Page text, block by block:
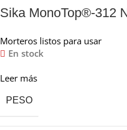
Sika MonoTop®-312
Morteros listos para usar
En stock
Leer más
PESO